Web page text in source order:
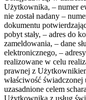
Użytkownika, – numer
nie został nadany –
dokumentu
pobyt stały, – adres do
zameldowania, – dane
elektronicznego, –
realizowane w celu
prawnej z
właściwość świadczonej
uzasadnione celem
Użytkownika z usług